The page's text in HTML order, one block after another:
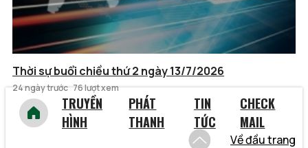
Thời sự buổi chiều thứ 2 ngày 13/7/2026
24 ngày trước 76 lượt xem
TRUYỀN
HÌNH
PHÁT
THANH
TIN
TỨC
CHECK
MAIL
Về đầu trang